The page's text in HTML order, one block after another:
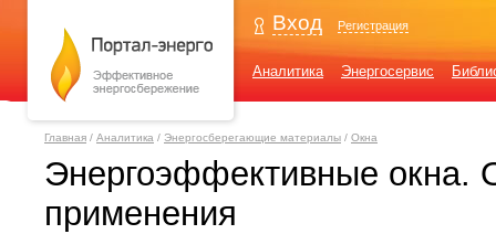
Вход Регистрация
Аналитика Энергосервис
Главная / Аналитика / Энергосберегающие материалы / Окна
Энергоэффективные окна.
применения